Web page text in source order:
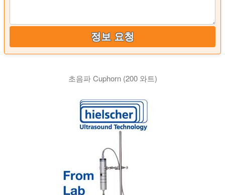
정보 요청
초음파 Cuphorn (200 와트)